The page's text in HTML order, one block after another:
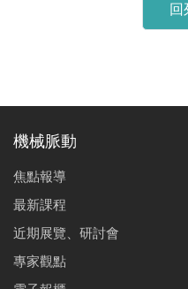
回
機械脈動
焦點報導
最新課程
近期展覽、研討會
專家觀點